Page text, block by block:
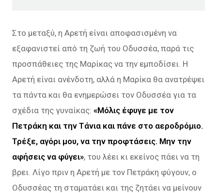
Στο μεταξύ, η Αρετή είναι αποφασισμένη να
εξαφανιστεί από τη ζωή του Οδυσσέα, παρά τις
προσπάθειες της Μαρίκας να την εμποδίσει. Η
Αρετή είναι ανένδοτη, αλλά η Μαρίκα θα ανατρέψει
τα πάντα και θα ενημερώσει τον Οδυσσέα για τα
σχέδια της γυναίκας: «Μόλις έφυγε με τον
Πετράκη και την Τάνια και πάνε στο αεροδρόμιο.
Τρέξε, αγόρι μου, να την προφτάσεις. Μην την
αφήσεις να φύγει», του λέει κι εκείνος πάει να τη
βρει. Λίγο πριν η Αρετή με τον Πετράκη φύγουν, ο
Οδυσσέας τη σταματάει και της ζητάει να μείνουν